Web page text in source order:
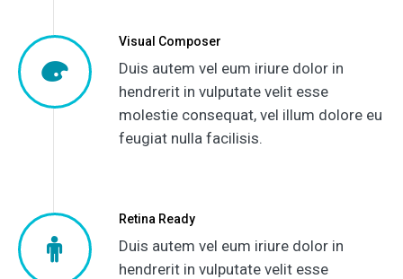
Visual Composer
Duis autem vel eum iriure dolor in
hendrerit in vulputate velit esse
molestie consequat, vel illum dolore eu
feugiat nulla facilisis.
Retina Ready
Duis autem vel eum iriure dolor in
hendrerit in vulputate velit esse